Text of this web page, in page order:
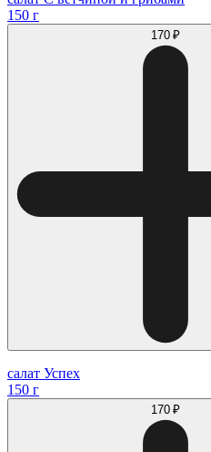
150 г
170 ₽
салат Успех
150 г
170 ₽